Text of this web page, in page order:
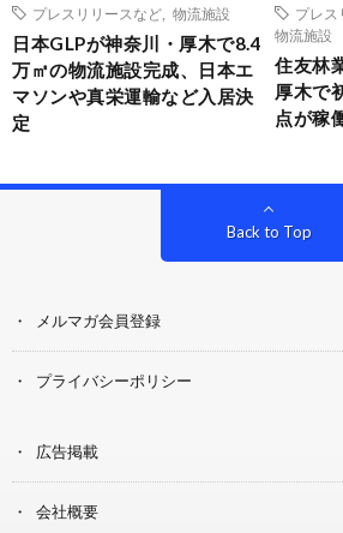
プレスリリースなど
物流施設
日本GLPが神奈川・厚木で8.4
万㎡の物流施設完成、日本エ
マソンや真栄運輸など入居決
定
プレス
物流施設
住友林
厚木で
点が稼
Back to Top
メルマガ会員登録
プライバシーポリシー
広告掲載
会社概要